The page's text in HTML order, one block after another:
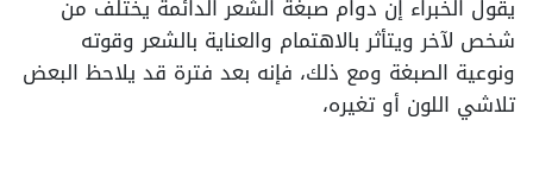
يقول الخبراء إن دوام صبغة الشعر الدائمة يختلف من
شخص لآخر ويتأثر بالاهتمام والعناية بالشعر وقوته
ونوعية الصبغة ومع ذلك، فإنه بعد فترة قد يلاحظ البعض
تلاشي اللون أو تغيره،